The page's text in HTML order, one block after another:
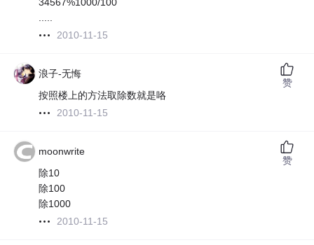
34567%1000/100
.....
2010-11-15
浪子-无悔
按照楼上的方法取除数就是咯
2010-11-15
赞
moonwrite
除10
除100
除1000
2010-11-15
赞